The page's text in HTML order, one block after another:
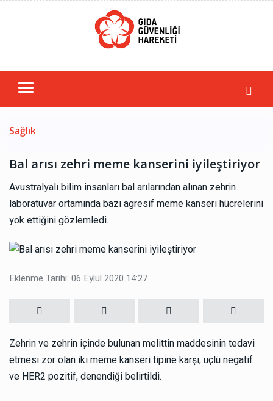
Sağlık
Bal arısı zehri meme kanserini iyileştiriyor
Avustralyalı bilim insanları bal arılarından alınan zehrin
laboratuvar ortamında bazı agresif meme kanseri hücrelerini
yok ettiğini gözlemledi.
Eklenme Tarihi: 06 Eylül 2020 14:27
Zehrin ve zehrin içinde bulunan melittin maddesinin tedavi
etmesi zor olan iki meme kanseri tipine karşı, üçlü negatif
ve HER2 pozitif, denendiği belirtildi.